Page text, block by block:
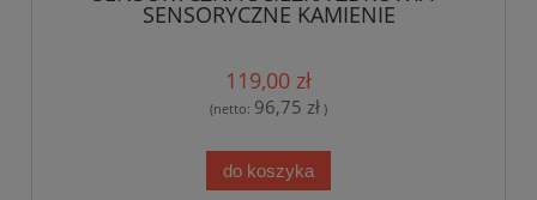
SENSORYCZNE KAMIENIE
119,00 zł
(netto: 96,75 zł )
do koszyka